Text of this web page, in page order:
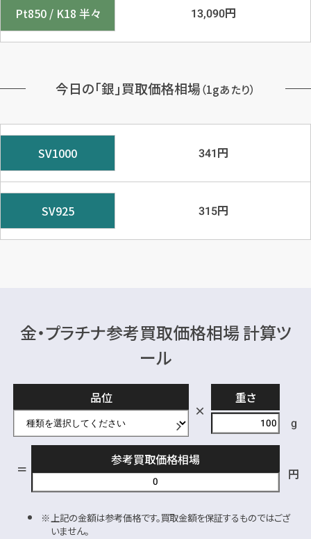
Pt850 / K18 半々 13,090円
今日の「銀」買取価格相場（1gあたり）
SV1000 341円
SV925 315円
金・プラチナ参考買取価格相場 計算ツ
ール
品位
重さ
g
参考買取価格相場
円
上記の金額は参考価格です。買取金額を保証するものではござ
いません。